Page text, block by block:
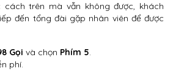
trên mà vẫn không được, khách
đến tổng đài gặp nhân viên để được
Gọi và chọn Phím 5.
phí.